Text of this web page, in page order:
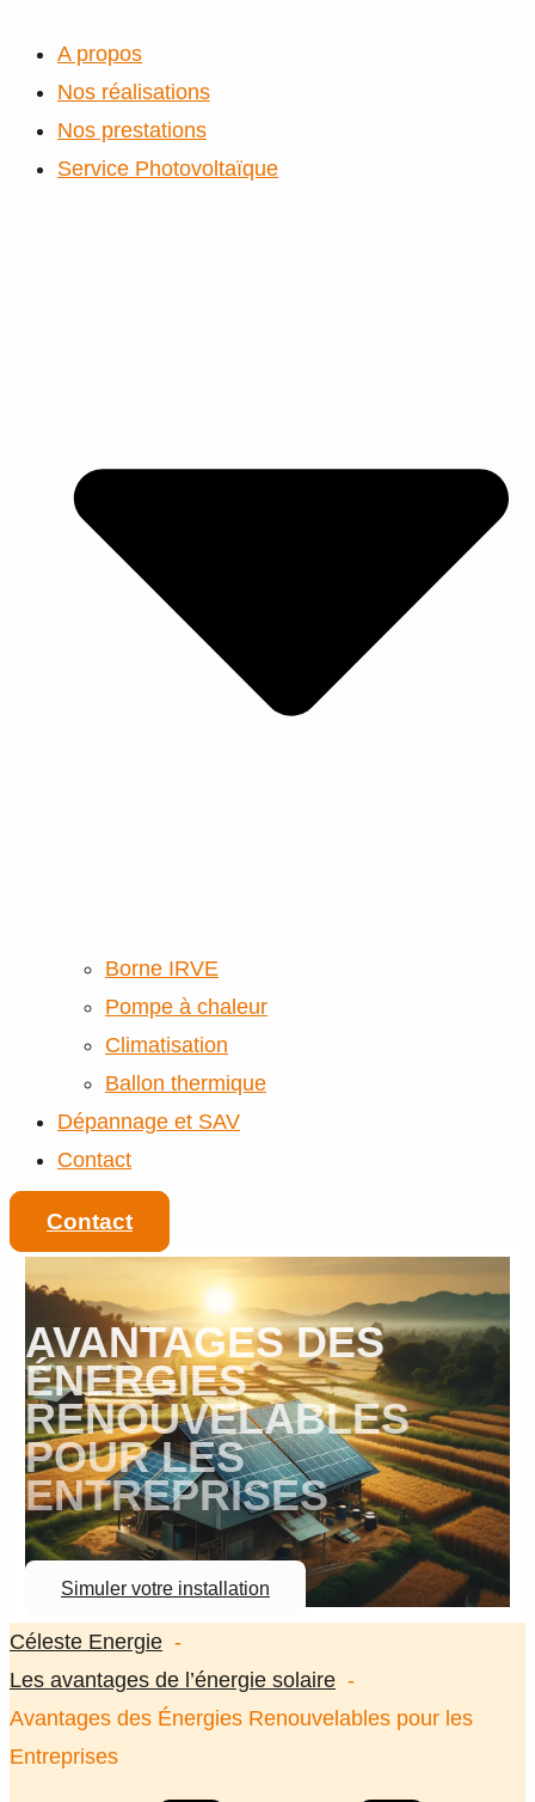
A propos
Nos réalisations
Nos prestations
Service Photovoltaïque
Borne IRVE
Pompe à chaleur
Climatisation
Ballon thermique
Dépannage et SAV
Contact
Contact
AVANTAGES DES
ÉNERGIES
RENOUVELABLES
POUR LES
ENTREPRISES
Simuler votre installation
Céleste Energie
Les avantages de l’énergie solaire
Avantages des Énergies Renouvelables pour les
Entreprises